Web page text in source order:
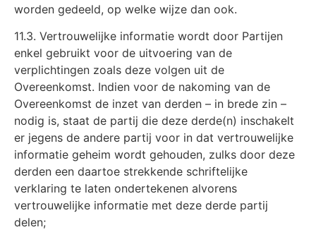
worden gedeeld, op welke wijze dan ook.
11.3. Vertrouwelijke informatie wordt door Partijen
enkel gebruikt voor de uitvoering van de
verplichtingen zoals deze volgen uit de
Overeenkomst. Indien voor de nakoming van de
Overeenkomst de inzet van derden – in brede zin –
nodig is, staat de partij die deze derde(n) inschakelt
er jegens de andere partij voor in dat vertrouwelijke
informatie geheim wordt gehouden, zulks door deze
derden een daartoe strekkende schriftelijke
verklaring te laten ondertekenen alvorens
vertrouwelijke informatie met deze derde partij
delen;